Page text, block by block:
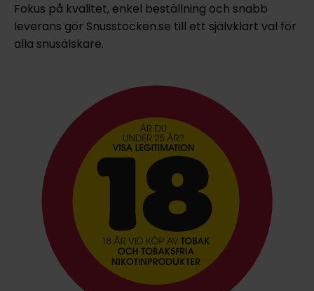
Fokus på kvalitet, enkel beställning och snabb
leverans gör Snusstocken.se till ett självklart val för
alla snusälskare.